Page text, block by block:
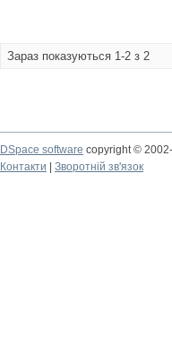
Зараз показуються 1-2 з 2
DSpace software copyright ©
Контакти
Зворотній зв'язок